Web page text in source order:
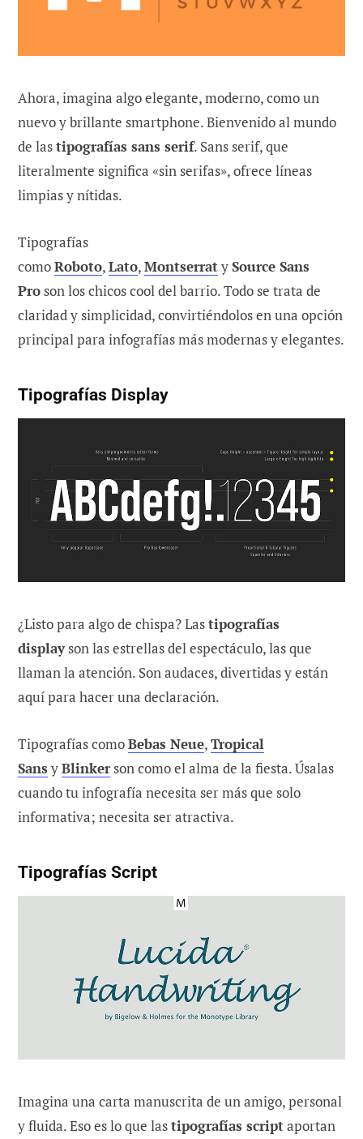
Ahora, imagina algo elegante, moderno, como un
nuevo y brillante smartphone. Bienvenido al mundo
de lastipografías sans serif. Sans serif, que
literalmente significa «sin serifas», ofrece líneas
limpias y nítidas.
Tipografías
comoRoboto,Lato,MontserratySource Sans
Pro son los chicos cool del barrio. Todo se trata de
claridad y simplicidad, convirtiéndolos en una opción
principal para infografías más modernas y elegantes.
Tipografías Display
¿Listo para algo de chispa? Lastipografías
displayson las estrellas del espectáculo, las que
llaman la atención. Son audaces, divertidas y están
aquí para hacer una declaración.
Tipografías comoBebas Neue,Tropical
Sans yBlinkerson como el alma de la fiesta. Úsalas
cuando tu infografía necesita ser más que solo
informativa; necesita ser atractiva.
Tipografías Script
Imagina una carta manuscrita de un amigo, personal
y fluida. Eso es lo que lastipografías scriptaportan